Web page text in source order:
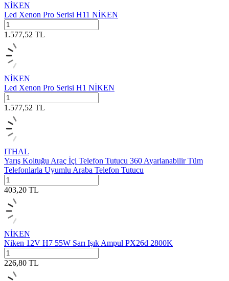
NİKEN
Led Xenon Pro Serisi H11 NİKEN
1.577,52 TL
NİKEN
Led Xenon Pro Serisi H1 NİKEN
1.577,52 TL
ITHAL
Yarış Koltuğu Araç İçi Telefon Tutucu 360 Ayarlanabilir Tüm
Telefonlarla Uyumlu Araba Telefon Tutucu
403,20 TL
NİKEN
Niken 12V H7 55W Sarı Işık Ampul PX26d 2800K
226,80 TL